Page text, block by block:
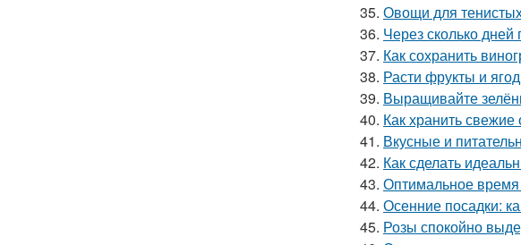
35. Овощи для
36. Через сколько
37. Как сохранить
38. Расти фрукты и
39. Выращивайте
40. Как хранить
41. Вкусные и
42. Как сделать
43. Оптимальное время
44. Осенние посадки:
45. Розы спокойно